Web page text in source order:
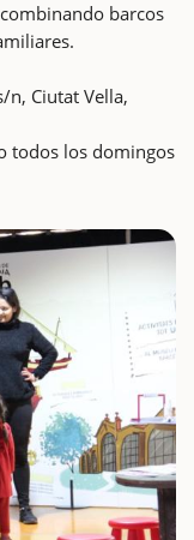
barcos
n, Ciutat Vella,
todos los domingos